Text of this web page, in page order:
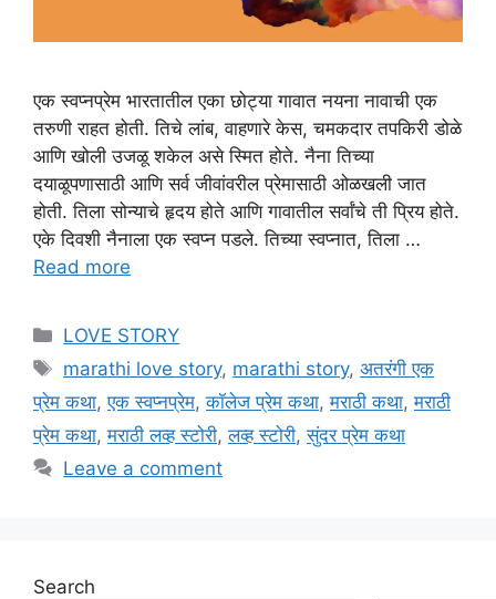
एक स्वप्नप्रेम भारतातील एका छोट्या गावात नयना नावाची एक
तरुणी राहत होती. तिचे लांब, वाहणारे केस, चमकदार तपकिरी डोळे
आणि खोली उजळू शकेल असे स्मित होते. नैना तिच्या
दयाळूपणासाठी आणि सर्व जीवांवरील प्रेमासाठी ओळखली जात
होती. तिला सोन्याचे हृदय होते आणि गावातील सर्वांचे ती प्रिय होते.
एके दिवशी नैनाला एक स्वप्न पडले. तिच्या स्वप्नात, तिला …
Read more
Categories
LOVE STORY
Tags
marathi love story, marathi story,अतरंगी एक
प्रेम कथा,एक स्वप्नप्रेम,कॉलेज प्रेम कथा,मराठी कथा,मराठी
प्रेम कथा,मराठी लव्ह स्टोरी,लव्ह स्टोरी,सुंदर प्रेम कथा
Leave a comment
Search